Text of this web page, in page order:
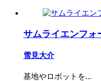
サムライエンフォ
雪見大介
基地やロボットを...